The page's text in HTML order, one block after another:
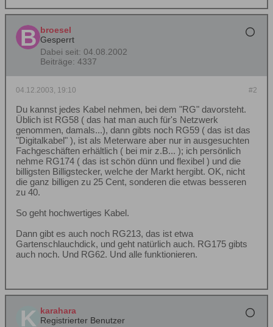
broesel
Gesperrt
Dabei seit: 04.08.2002
Beiträge: 4337
#2
04.12.2003, 19:10
Du kannst jedes Kabel nehmen, bei dem "RG" davorsteht.
Üblich ist RG58 ( das hat man auch für's Netzwerk
genommen, damals...), dann gibts noch RG59 ( das ist das
"Digitalkabel" ), ist als Meterware aber nur in ausgesuchten
Fachgeschäften erhältlich ( bei mir z.B... ); ich persönlich
nehme RG174 ( das ist schön dünn und flexibel ) und die
billigsten Billigstecker, welche der Markt hergibt. OK, nicht
die ganz billigen zu 25 Cent, sonderen die etwas besseren
zu 40.
So geht hochwertiges Kabel.
Dann gibt es auch noch RG213, das ist etwa
Gartenschlauchdick, und geht natürlich auch. RG175 gibts
auch noch. Und RG62. Und alle funktionieren.
karahara
Registrierter Benutzer